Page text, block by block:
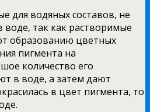
для водяных составов, не
воде, так как растворимые
образованию цветных
пигмента на
количество его
в воде, а затем да­ют
в цвет пигмента, то